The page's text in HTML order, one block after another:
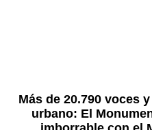
Más de 20.790 voces
urbano: El